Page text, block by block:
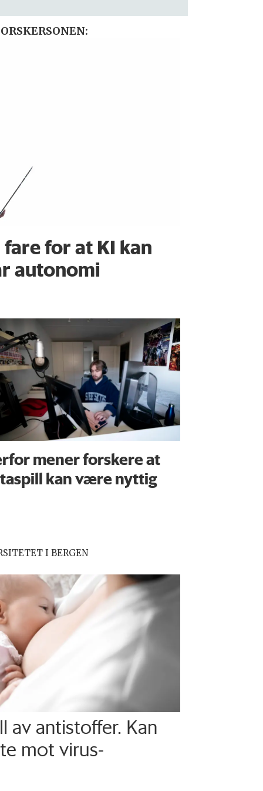
for at KI kan
autonomi
mener forskere at
kan være nyttig
I BERGEN
av antistoffer. Kan
mot virus-